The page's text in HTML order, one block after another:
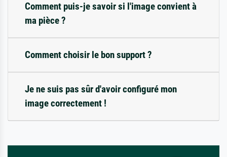
Comment puis-je savoir si l'image convient à
ma pièce ?
Comment choisir le bon support ?
Je ne suis pas sûr d'avoir configuré mon
image correctement !